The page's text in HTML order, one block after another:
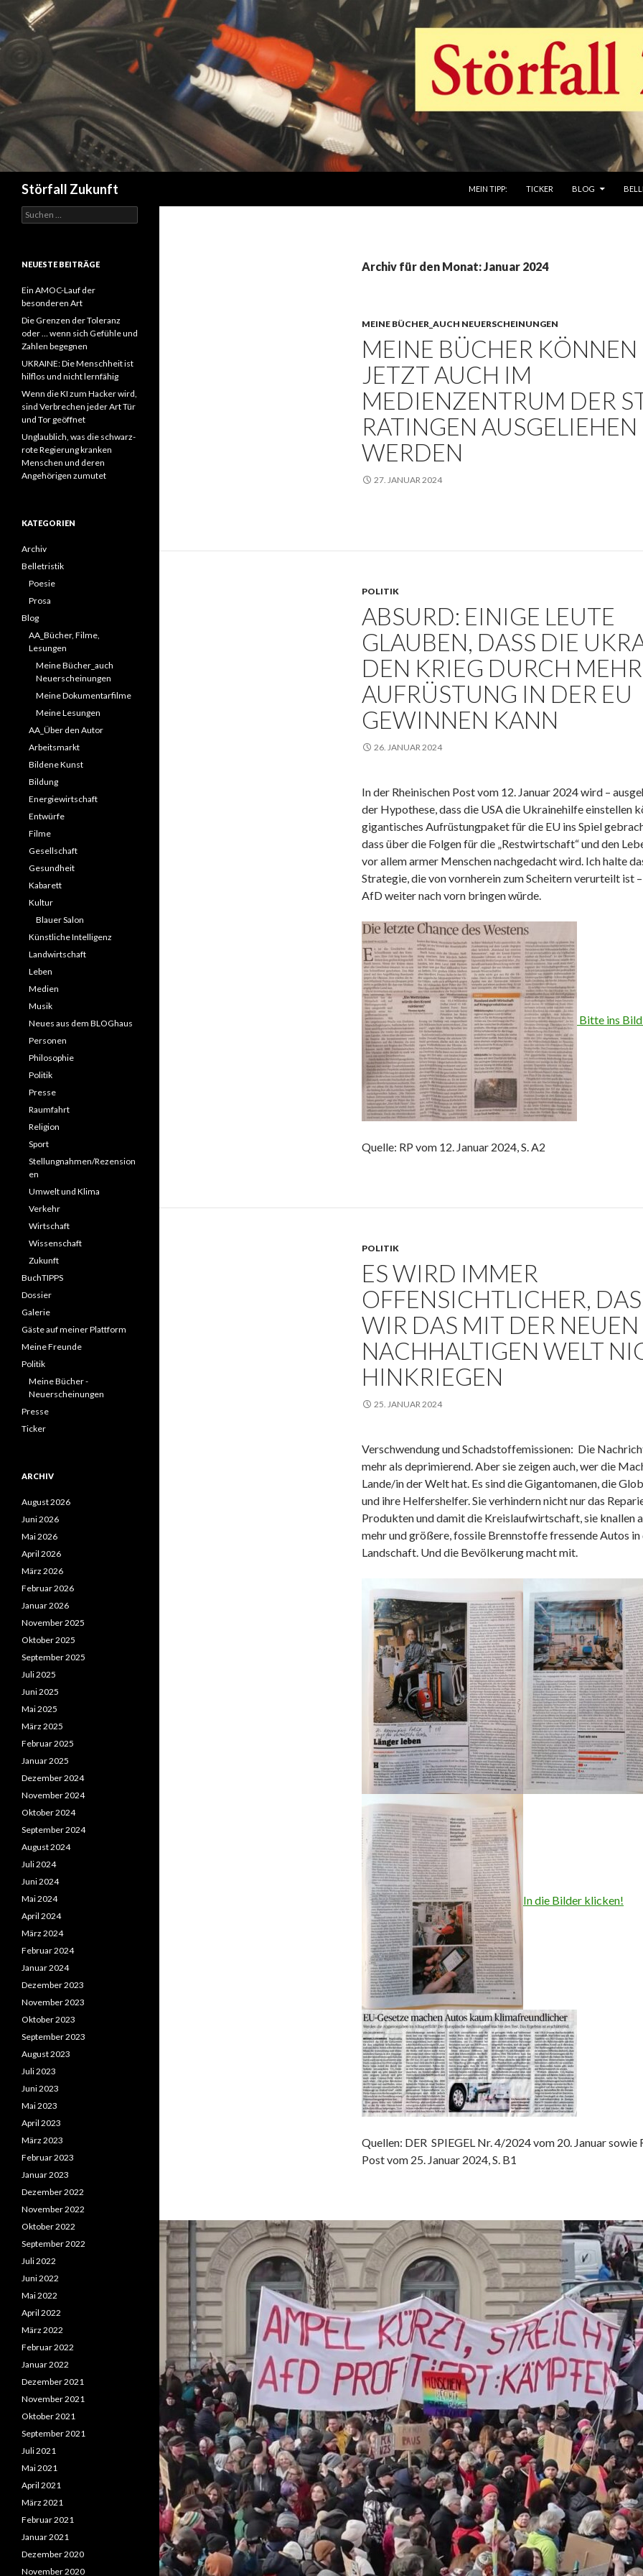
Störfall Zukunft
MEIN TIPP:
TICKER BLOG
Archiv für den Monat: Januar 2024
MEINE BÜCHER_AUCH NEUERSCHEINUNGEN
MEINE BÜCHER KÖNNEN
JETZT AUCH IM
MEDIENZENTRUM DER
RATINGEN AUSGELIEHEN
WERDEN
27. JANUAR 2024
POLITIK
ABSURD: EINIGE LEUTE
GLAUBEN, DASS DIE
DEN KRIEG DURCH MEHR
AUFRÜSTUNG IN DER EU
GEWINNEN KANN
26. JANUAR 2024
In der Rheinischen Post vom 12. Januar 2024 wird –
der Hypothese, dass die USA die Ukrainehilfe einstellen
gigantisches Aufrüstungpaket für die EU ins Spiel
dass über die Folgen für die „Restwirtschaft“ und den
vor allem armer Menschen nachgedacht wird. Ich halte
Strategie, die von vornherein zum Scheitern verurteilt ist
AfD weiter nach vorn bringen würde.
Bitte ins
Quelle: RP vom 12. Januar 2024, S. A2
POLITIK
ES WIRD IMMER
OFFENSICHTLICHER,
WIR DAS MIT DER NEUEN
NACHHALTIGEN WELT
HINKRIEGEN
25. JANUAR 2024
Verschwendung und Schadstoffemissionen: Die
mehr als deprimierend. Aber sie zeigen auch, wer die
Lande/in der Welt hat. Es sind die Gigantomanen, die
und ihre Helfershelfer. Sie verhindern nicht nur das
Produkten und damit die Kreislaufwirtschaft, sie knallen
mehr und größere, fossile Brennstoffe fressende Autos in
Landschaft. Und die Bevölkerung macht mit.
In die Bilder klicken!
Quellen: DER SPIEGEL Nr. 4/2024 vom 20. Januar sowie
Post vom 25. Januar 2024, S. B1
Suchen
nach:
NEUESTE BEITRÄGE
Ein AMOC-Lauf der
besonderen Art
Die Grenzen der Toleranz
oder … wenn sich Gefühle und
Zahlen begegnen
UKRAINE: Die Menschheit ist
hilflos und nicht lernfähig
Wenn die KI zum Hacker wird,
sind Verbrechen jeder Art Tür
und Tor geöffnet
Unglaublich, was die schwarz-
rote Regierung kranken
Menschen und deren
Angehörigen zumutet
KATEGORIEN
Archiv
Belletristik
Poesie
Prosa
Blog
AA_Bücher, Filme,
Lesungen
Meine Bücher_auch
Neuerscheinungen
Meine Dokumentarfilme
Meine Lesungen
AA_Über den Autor
Arbeitsmarkt
Bildene Kunst
Bildung
Energiewirtschaft
Entwürfe
Filme
Gesellschaft
Gesundheit
Kabarett
Kultur
Blauer Salon
Künstliche Intelligenz
Landwirtschaft
Leben
Medien
Musik
Neues aus dem BLOGhaus
Personen
Philosophie
Politik
Presse
Raumfahrt
Religion
Sport
Stellungnahmen/Rezension
en
Umwelt und Klima
Verkehr
Wirtschaft
Wissenschaft
Zukunft
BuchTIPPS
Dossier
Galerie
Gäste auf meiner Plattform
Meine Freunde
Politik
Meine Bücher -
Neuerscheinungen
Presse
Ticker
ARCHIV
August 2026
Juni 2026
Mai 2026
April 2026
März 2026
Februar 2026
Januar 2026
November 2025
Oktober 2025
September 2025
Juli 2025
Juni 2025
Mai 2025
März 2025
Februar 2025
Januar 2025
Dezember 2024
November 2024
Oktober 2024
September 2024
August 2024
Juli 2024
Juni 2024
Mai 2024
April 2024
März 2024
Februar 2024
Januar 2024
Dezember 2023
November 2023
Oktober 2023
September 2023
August 2023
Juli 2023
Juni 2023
Mai 2023
April 2023
März 2023
Februar 2023
Januar 2023
Dezember 2022
November 2022
Oktober 2022
September 2022
Juli 2022
Juni 2022
Mai 2022
April 2022
März 2022
Februar 2022
Januar 2022
Dezember 2021
November 2021
Oktober 2021
September 2021
Juli 2021
Mai 2021
April 2021
März 2021
Februar 2021
Januar 2021
Dezember 2020
November 2020